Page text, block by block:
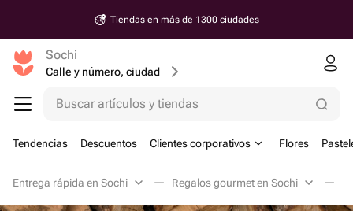
Tiendas en más de 1300 ciudades
Sochi
Calle y número, ciudad
Buscar artículos y tiendas
Tendencias Descuentos Clientes corporativos Flores
Entrega rápida en Sochi Regalos gourmet en Sochi